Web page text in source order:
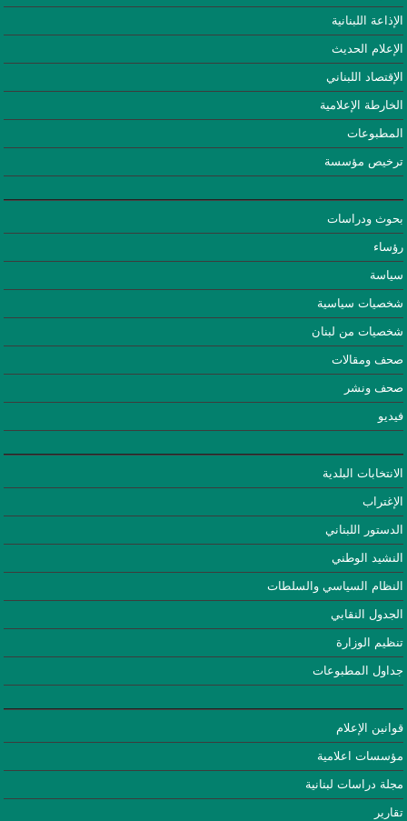
الإذاعة اللبنانية
الإعلام الحديث
الإقتصاد اللبناني
الخارطة الإعلامية
المطبوعات
ترخيص مؤسسة
بحوث ودراسات
رؤساء
سياسة
شخصيات سياسية
شخصيات من لبنان
صحف ومقالات
صحف ونشر
فيديو
الانتخابات البلدية
الإغتراب
الدستور اللبناني
النشيد الوطني
النظام السياسي والسلطات
الجدول النقابي
تنظيم الوزارة
جداول المطبوعات
قوانين الإعلام
مؤسسات اعلامية
مجلة دراسات لبنانية
تقارير